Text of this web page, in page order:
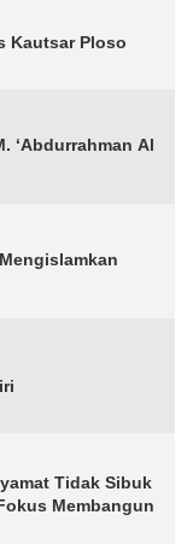
Kautsar Ploso
‘Abdurrahman Al
Tidak Sibuk
Membangun